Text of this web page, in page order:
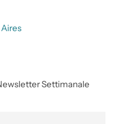
Settimanale